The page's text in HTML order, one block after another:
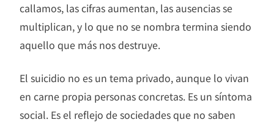
callamos, las cifras aumentan, las ausencias se
multiplican, y lo que no se nombra termina siendo
aquello que más nos destruye.
El suicidio no es un tema privado, aunque lo vivan
en carne propia personas concretas. Es un síntoma
social. Es el reflejo de sociedades que no saben